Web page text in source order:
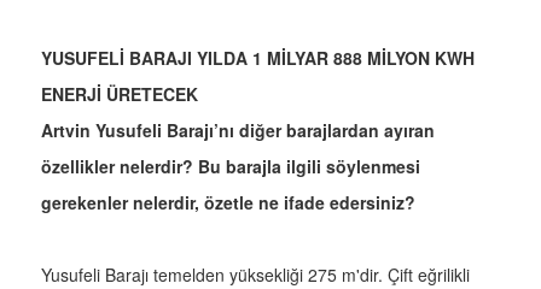
YUSUFELİ BARAJI YILDA 1 MİLYAR 888 MİLYON KWH
ENERJİ ÜRETECEK
Artvin Yusufeli Barajı’nı diğer barajlardan ayıran
özellikler nelerdir? Bu barajla ilgili söylenmesi
gerekenler nelerdir, özetle ne ifade edersiniz?
Yusufeli Barajı temelden yüksekliği 275 m'dir. Çift eğrilikli